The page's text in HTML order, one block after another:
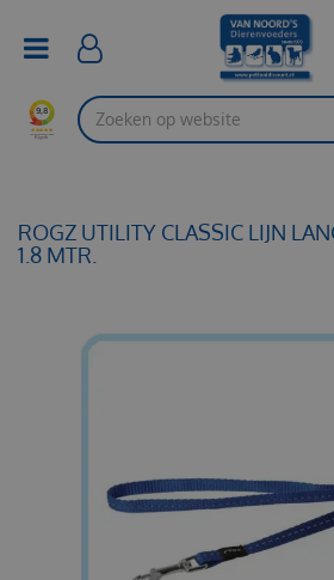
ROGZ UTILITY CLASSIC LIJN
1.8 MTR.